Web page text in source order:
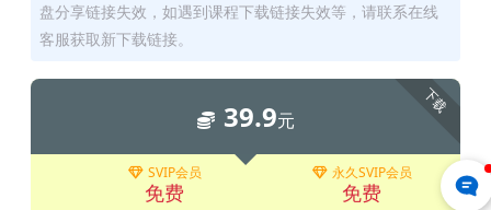
盘分享链接失效，如遇到课程下载链接失效等，请联系在线
客服获取新下载链接。
下载
39.9元
SVIP会员
免费
永久SVIP会员
免费